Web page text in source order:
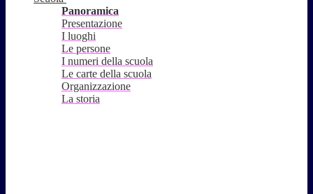
Panoramica
Presentazione
I luoghi
Le persone
I numeri della scuola
Le carte della scuola
Organizzazione
La storia